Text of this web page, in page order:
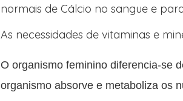
normais de Cálcio no sangue e
As necessidades de vitaminas e
O organismo feminino diferencia-se
organismo absorve e metaboliza os